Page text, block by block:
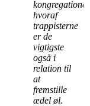
kongregationer,
hvoraf
trappisterne
er de
vigtigste
også i
relation til
at
fremstille
ædel øl.